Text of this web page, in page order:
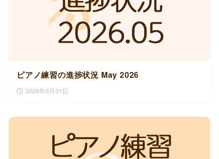
ピアノ練習の進捗状況 May 2026
2026年5月31日